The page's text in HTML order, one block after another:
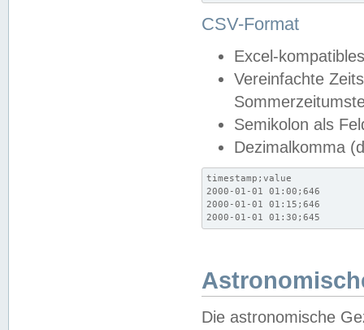
CSV-Format
Excel-
Vereinfachte
Semikolon als
Dezimalkomma
timestamp;value
2000-01-01 01:00;646
2000-01-01 01:15;646
2000-01-01 01:30;645
Die astronomische